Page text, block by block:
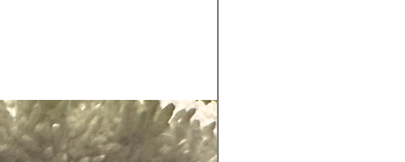
glød.
vil ha en foundation som gjør at
ser ut som millioner dollar, så er